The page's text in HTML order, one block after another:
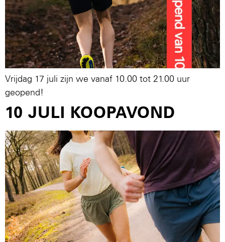
Vrijdag 17 juli zijn we vanaf 10.00 tot 21.00 uur
geopend!
10 JULI KOOPAVOND